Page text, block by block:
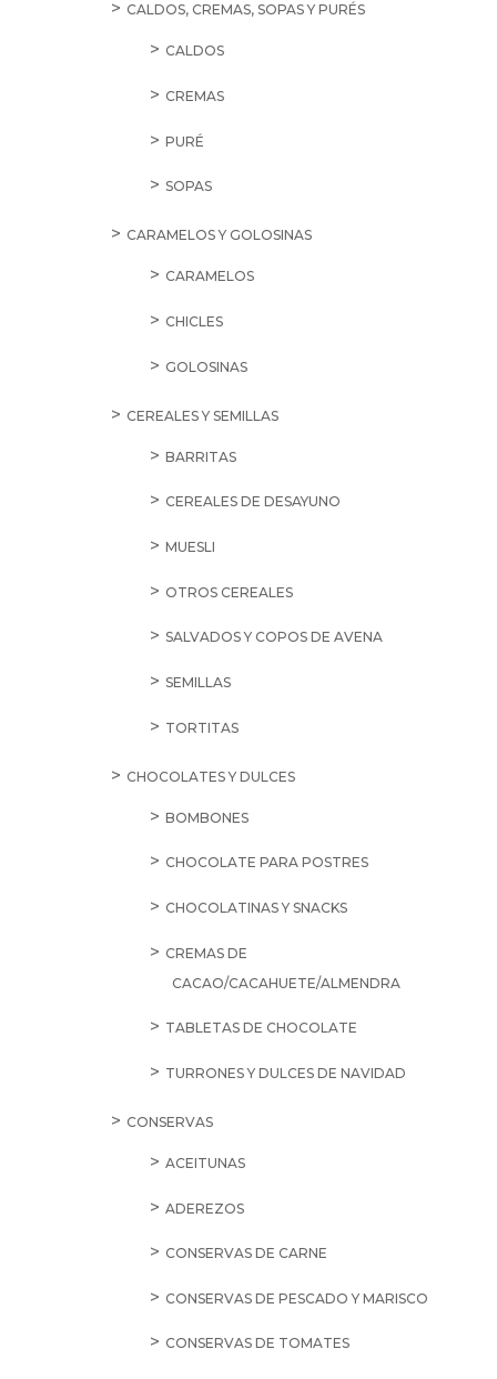
CALDOS, CREMAS, SOPAS Y PURÉS
CALDOS
CREMAS
PURÉ
SOPAS
CARAMELOS Y GOLOSINAS
CARAMELOS
CHICLES
GOLOSINAS
CEREALES Y SEMILLAS
BARRITAS
CEREALES DE DESAYUNO
MUESLI
OTROS CEREALES
SALVADOS Y COPOS DE AVENA
SEMILLAS
TORTITAS
CHOCOLATES Y DULCES
BOMBONES
CHOCOLATE PARA POSTRES
CHOCOLATINAS Y SNACKS
CREMAS DE
CACAO/CACAHUETE/ALMENDRA
TABLETAS DE CHOCOLATE
TURRONES Y DULCES DE NAVIDAD
CONSERVAS
ACEITUNAS
ADEREZOS
CONSERVAS DE CARNE
CONSERVAS DE PESCADO Y MARISCO
CONSERVAS DE TOMATES